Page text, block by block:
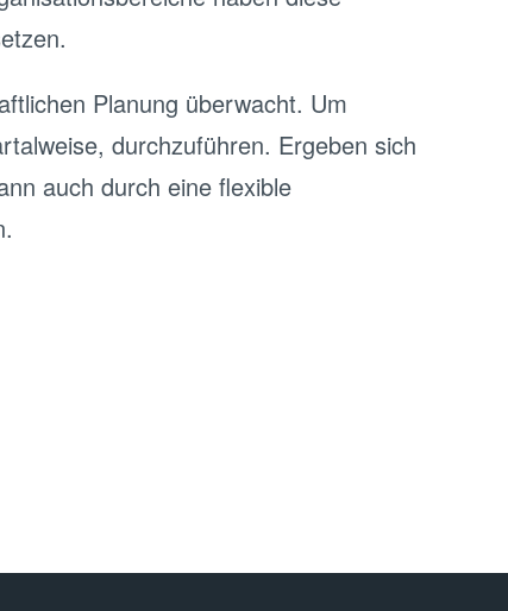
Planung überwacht. Um
durchzuführen. Ergeben sich
auch durch eine flexible